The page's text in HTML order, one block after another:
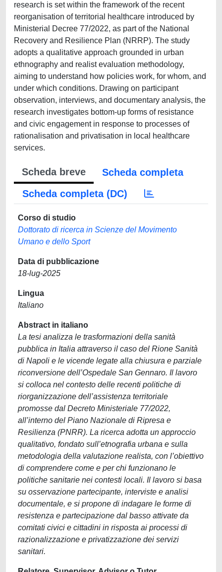
research is set within the framework of the recent
reorganisation of territorial healthcare introduced by
Ministerial Decree 77/2022, as part of the National
Recovery and Resilience Plan (NRRP). The study
adopts a qualitative approach grounded in urban
ethnography and realist evaluation methodology,
aiming to understand how policies work, for whom, and
under which conditions. Drawing on participant
observation, interviews, and documentary analysis, the
research investigates bottom-up forms of resistance
and civic engagement in response to processes of
rationalisation and privatisation in local healthcare
services.
Scheda breve
Scheda completa
Scheda completa (DC)
Corso di studio
Dottorato di ricerca in Scienze del Movimento
Umano e dello Sport
Data di pubblicazione
18-lug-2025
Lingua
Italiano
Abstract in italiano
La tesi analizza le trasformazioni della sanità
pubblica in Italia attraverso il caso del Rione Sanità
di Napoli e le vicende legate alla chiusura e parziale
riconversione dell’Ospedale San Gennaro. Il lavoro
si colloca nel contesto delle recenti politiche di
riorganizzazione dell’assistenza territoriale
promosse dal Decreto Ministeriale 77/2022,
all’interno del Piano Nazionale di Ripresa e
Resilienza (PNRR). La ricerca adotta un approccio
qualitativo, fondato sull’etnografia urbana e sulla
metodologia della valutazione realista, con l’obiettivo
di comprendere come e per chi funzionano le
politiche sanitarie nei contesti locali. Il lavoro si basa
su osservazione partecipante, interviste e analisi
documentale, e si propone di indagare le forme di
resistenza e partecipazione dal basso attivate da
comitati civici e cittadini in risposta ai processi di
razionalizzazione e privatizzazione dei servizi
sanitari.